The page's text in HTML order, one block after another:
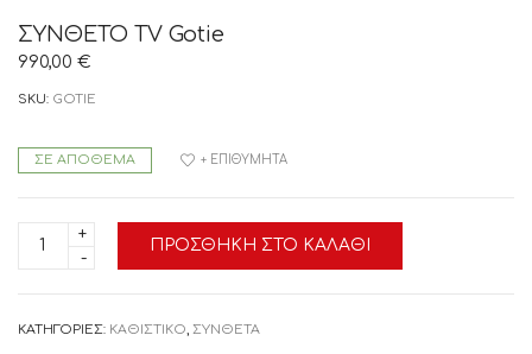
ΣΥΝΘΕΤΟ TV Gotie
990,00 €
SKU: GOTIE
ΣΕ ΑΠΌΘΕΜΑ
ΣΥΝΘΕΤΟ
ΠΡΟΣΘΉΚΗ ΣΤΟ ΚΑΛΆΘΙ
+ ΕΠΙΘΥΜΗΤΆ
ΚΑΤΗΓΟΡΊΕΣ: ΚΑΘΙΣΤΙΚΟ, ΣΥΝΘΕΤΑ